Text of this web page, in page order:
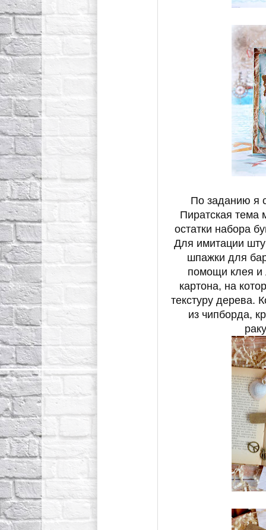
По заданию я
Пиратская тема
остатки набора
Для имитации
шпажки для
помощи клея и
картона, на
текстуру дерева.
из чипборда,